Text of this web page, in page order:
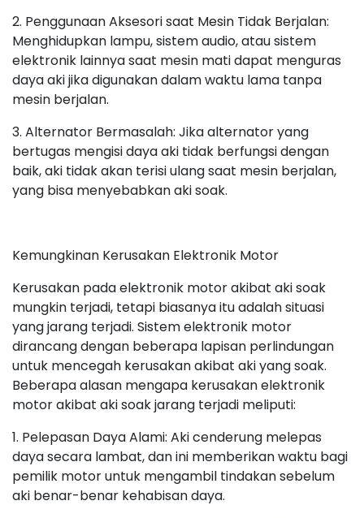
2. Penggunaan Aksesori saat Mesin Tidak Berjalan:
Menghidupkan lampu, sistem audio, atau sistem
elektronik lainnya saat mesin mati dapat menguras
daya aki jika digunakan dalam waktu lama tanpa
mesin berjalan.
3. Alternator Bermasalah: Jika alternator yang
bertugas mengisi daya aki tidak berfungsi dengan
baik, aki tidak akan terisi ulang saat mesin berjalan,
yang bisa menyebabkan aki soak.
Kemungkinan Kerusakan Elektronik Motor
Kerusakan pada elektronik motor akibat aki soak
mungkin terjadi, tetapi biasanya itu adalah situasi
yang jarang terjadi. Sistem elektronik motor
dirancang dengan beberapa lapisan perlindungan
untuk mencegah kerusakan akibat aki yang soak.
Beberapa alasan mengapa kerusakan elektronik
motor akibat aki soak jarang terjadi meliputi:
1. Pelepasan Daya Alami: Aki cenderung melepas
daya secara lambat, dan ini memberikan waktu bagi
pemilik motor untuk mengambil tindakan sebelum
aki benar-benar kehabisan daya.